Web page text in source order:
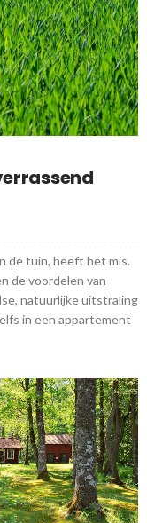
de tuin, heeft het mis.
de voordelen van
natuurlijke uitstraling
in een appartement